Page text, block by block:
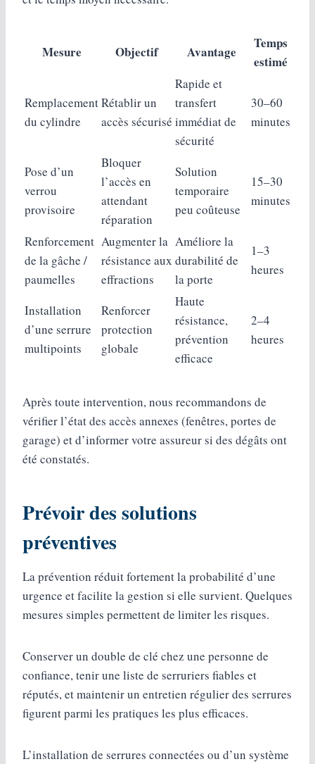
Mesure Objectif Avantage
Temps
estimé
Remplacement
du cylindre
Rétablir un
accès sécurisé
Rapide et
transfert
immédiat de
sécurité
30–60
minutes
Pose d’un
verrou
provisoire
Bloquer
l’accès en
attendant
réparation
Solution
temporaire
peu coûteuse
15–30
minutes
Renforcement
de la gâche /
paumelles
Augmenter la
résistance aux
effractions
Améliore la
durabilité de
la porte
1–3
heures
Installation
d’une serrure
multipoints
Renforcer
protection
globale
Haute
résistance,
prévention
efficace
2–4
heures
Après toute intervention, nous recommandons de
vérifier l’état des accès annexes (fenêtres, portes de
garage) et d’informer votre assureur si des dégâts ont
été constatés.
Prévoir des solutions
préventives
La prévention réduit fortement la probabilité d’une
urgence et facilite la gestion si elle survient. Quelques
mesures simples permettent de limiter les risques.
Conserver un double de clé chez une personne de
confiance, tenir une liste de serruriers fiables et
réputés, et maintenir un entretien régulier des serrures
figurent parmi les pratiques les plus efficaces.
L’installation de serrures connectées ou d’un système